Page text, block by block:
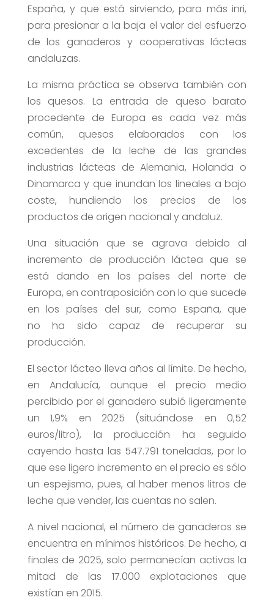
España, y que está sirviendo, para más inri,
para presionar a la baja el valor del esfuerzo
de los ganaderos y cooperativas lácteas
andaluzas.
La misma práctica se observa también con
los quesos. La entrada de queso barato
procedente de Europa es cada vez más
común, quesos elaborados con los
excedentes de la leche de las grandes
industrias lácteas de Alemania, Holanda o
Dinamarca y que inundan los lineales a bajo
coste, hundiendo los precios de los
productos de origen nacional y andaluz.
Una situación que se agrava debido al
incremento de producción láctea que se
está dando en los países del norte de
Europa, en contraposición con lo que sucede
en los países del sur, como España, que
no ha sido capaz de recuperar su
producción.
El sector lácteo lleva años al límite. De hecho,
en Andalucía, aunque el precio medio
percibido por el ganadero subió ligeramente
un 1,9% en 2025 (situándose en 0,52
euros/litro), la producción ha seguido
cayendo hasta las 547.791 toneladas, por lo
que ese ligero incremento en el precio es sólo
un espejismo, pues, al haber menos litros de
leche que vender, las cuentas no salen.
A nivel nacional, el número de ganaderos se
encuentra en mínimos históricos. De hecho, a
finales de 2025, solo permanecían activas la
mitad de las 17.000 explotaciones que
existían en 2015.